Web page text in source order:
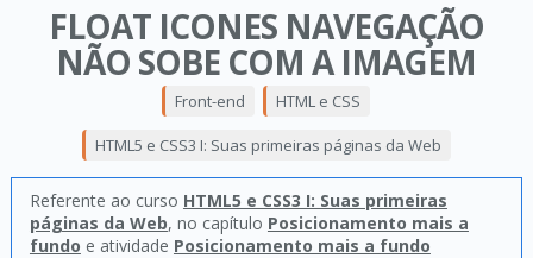
FLOAT ICONES NAVEGAÇÃO
NÃO SOBE COM A IMAGEM
Front-end HTML e CSS
HTML5 e CSS3 I: Suas primeiras páginas da Web
Referente ao curso HTML5 e CSS3 I: Suas primeiras
páginas da Web, no capítulo Posicionamento mais a
fundo e atividade Posicionamento mais a fundo